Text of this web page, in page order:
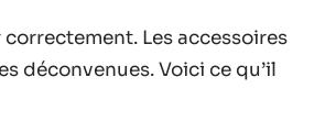
Les accessoires
déconvenues. Voici ce qu’il